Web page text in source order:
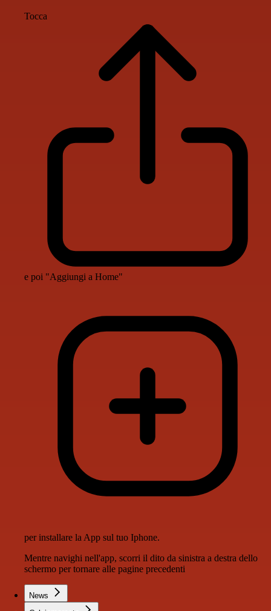
Tocca
e poi "Aggiungi a Home"
per installare la App sul tuo Iphone.
Mentre navighi nell'app, scorri il dito da sinistra a destra dello
schermo per tornare alle pagine precedenti
News